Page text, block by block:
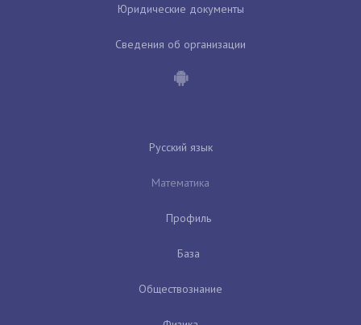
Юридические документы
Сведения об организации
Русский язык
Математика
Профиль
База
Обществознание